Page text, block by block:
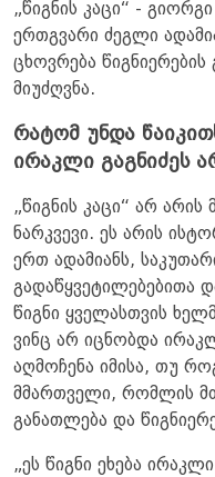
„წიგნის კაცი“ -
ერთგვარი ძეგლი
ცხოვრება წიგნიერების
მიუძღვნა.
რატომ უნდა
ირაკლი გაგნიძეს
„წიგნის კაცი“ არ
ნარკვევი. ეს არის
ერთ ადამიანს,
გადაწყვეტილებებითა
წიგნი ყველასთვის
ვინც არ იცნობდა
აღმოჩენა იმისა, თუ
მმართველი, რომლის
განათლება და
„ეს წიგნი ეხება